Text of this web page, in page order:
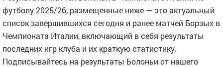
футболу 2025/26, размещенные ниже — это актуальный
список завершившихся сегодня и ранее матчей Борзых в
Чемпионата Италии, включающий в себя результаты
последних игр клуба и их краткую статистику.
Подписывайтесь на результаты Болоньи от нашего